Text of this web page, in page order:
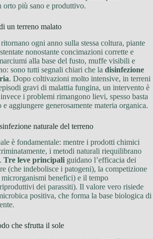
orto più sano e produttivo.
un terreno malato
ogni anno sulla stessa coltura, piante
nonostante concimazioni corrette e
alla base del fusto, muffe visibili e
sono tutti segnali chiari che la disinfezione
. Dopo coltivazioni molto intensive, in terreni
gravi di malattia fungina, un intervento è
i problemi rimangono lievi, spesso basta
aggiungere generosamente materia organica.
naturale del terreno
è fondamentale: mentre i prodotti chimici
i metodi naturali riequilibrano
Tre leve principali guidano l’efficacia dei
(che indebolisce i patogeni), la competizione
benefici) e il tempo
dei parassiti). Il valore vero risiede
positiva, che forma la base biologica di
che sfrutta il sole